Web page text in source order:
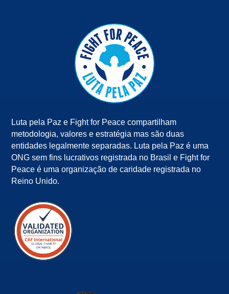
Luta pela Paz e Fight for Peace compartilham
metodologia, valores e estratégia mas são duas
entidades legalmente separadas. Luta pela Paz é uma
ONG sem fins lucrativos registrada no Brasil e Fight for
Peace é uma organização de caridade registrada no
Reino Unido.